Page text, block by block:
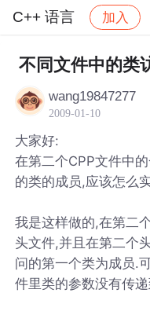
C++ 语言 加入
社区 C++ 语言
不同文件中的类
wang19847277
2009-01-10
大家好:
在第二个CPP文件中
的类的成员,应该怎么
我是这样做的,在第二
头文件,并且在第二个
问的第一个类为成员.
件里类的参数没有传